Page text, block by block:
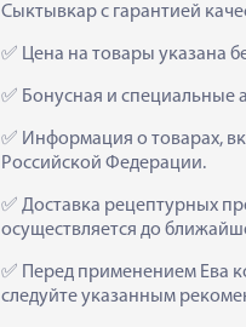
Сыктывкар с гарантией
Цена на товары указана
Бонусная и специальные
Информация о товарах,
Российской Федерации.
Доставка рецептурных
осуществляется до
Перед применением Ева
следуйте указанным